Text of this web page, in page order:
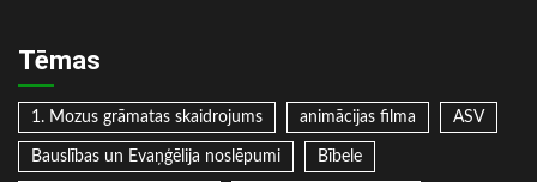
Tēmas
1. Mozus grāmatas skaidrojums animācijas filma ASV
Bauslības un Evaņģēlija noslēpumi Bībele